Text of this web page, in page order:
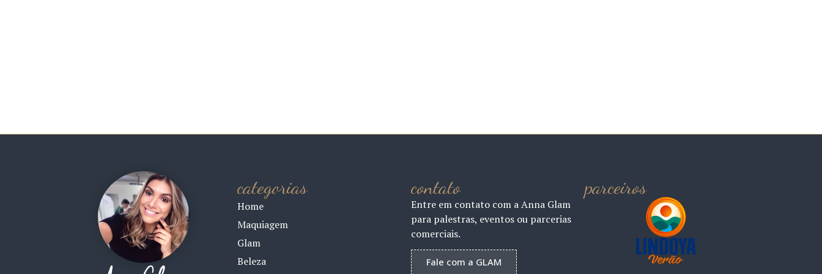
categorias
Home
Maquiagem
Glam
Beleza
contato
Entre em contato com a Anna Glam
para palestras, eventos ou parcerias
comerciais.
Fale com a GLAM
parceiros